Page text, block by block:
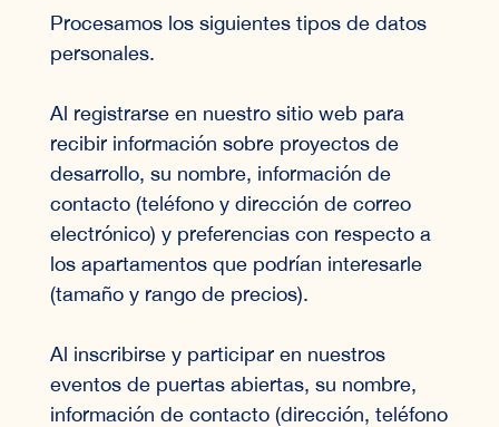
Procesamos los siguientes tipos de datos
personales.
Al registrarse en nuestro sitio web para
recibir información sobre proyectos de
desarrollo, su nombre, información de
contacto (teléfono y dirección de correo
electrónico) y preferencias con respecto a
los apartamentos que podrían interesarle
(tamaño y rango de precios).
Al inscribirse y participar en nuestros
eventos de puertas abiertas, su nombre,
información de contacto (dirección, teléfono